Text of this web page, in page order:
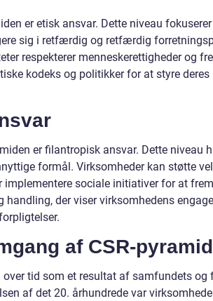
er etisk ansvar. Dette niveau
sig i retfærdig og retfærdig
respekterer menneskerettigheder og
kodeks og politikker for at styre
er filantropisk ansvar. Dette niveau
formål. Virksomheder kan støtte
implementere sociale initiativer for at
handling, der viser virksomhedens
af CSR-
tid som et resultat af samfundets og
af det 20. århundrede var